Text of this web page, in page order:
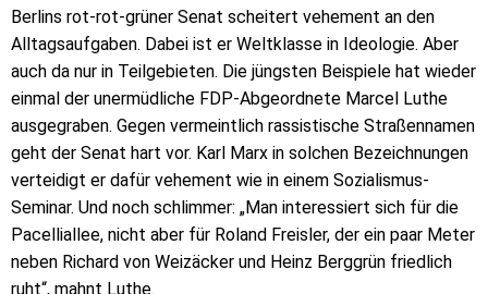
Berlins rot-rot-grüner Senat scheitert vehement an den
Alltagsaufgaben. Dabei ist er Weltklasse in Ideologie. Aber
auch da nur in Teilgebieten. Die jüngsten Beispiele hat wieder
einmal der unermüdliche FDP-Abgeordnete Marcel Luthe
ausgegraben. Gegen vermeintlich rassistische Straßennamen
geht der Senat hart vor. Karl Marx in solchen Bezeichnungen
verteidigt er dafür vehement wie in einem Sozialismus-
Seminar. Und noch schlimmer: „Man interessiert sich für die
Pacelliallee, nicht aber für Roland Freisler, der ein paar Meter
neben Richard von Weizäcker und Heinz Berggrün friedlich
ruht“, mahnt Luthe.